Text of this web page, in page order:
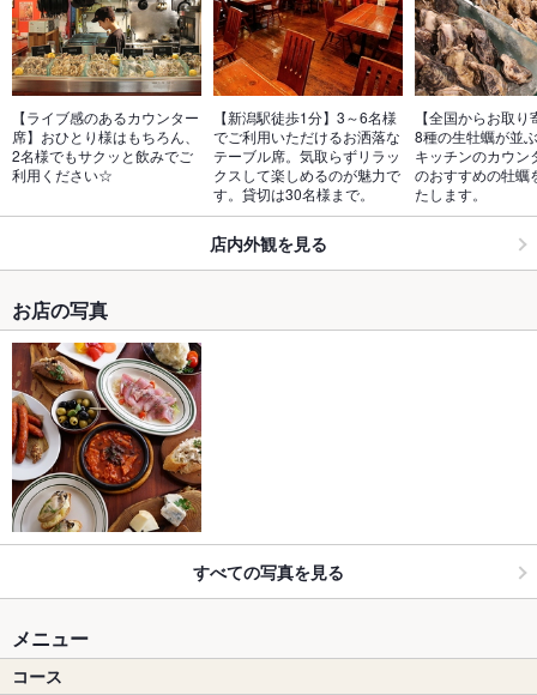
【ライブ感のあるカウンター
席】おひとり様はもちろん、
2名様でもサクッと飲みでご
利用ください☆
【新潟駅徒歩1分】3～6名様
でご利用いただけるお洒落な
テーブル席。気取らずリラッ
クスして楽しめるのが魅力で
す。貸切は30名様まで。
【全国からお取
8種の生牡蠣が並
キッチンのカウン
のおすすめの牡蠣
たします。
店内外観を見る
お店の写真
すべての写真を見る
メニュー
コース